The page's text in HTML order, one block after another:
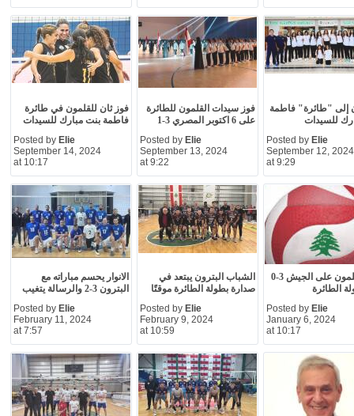
فوز ثان للقلمون في طائرة
فاطمة بنت مبارك للسيدات
Posted by Elie
September 14, 2024
at 10:17
فوز سيدات القلمون للطائرة
على 6 اكتوبر المصري 3-1
Posted by Elie
September 13, 2024
at 9:22
إلى "طائرة" فاطمة
للسيدات
Posted by Elie
September 12, 2024
at 9:29
الانوار يحسم مباراته مع
البترون 3-2 والرسالة يتغيب
Posted by Elie
February 11, 2024
at 7:57
الشباب البترون يبتعد في
صدارة بطولة الطائرة موقتًا
Posted by Elie
February 9, 2024
at 10:59
فوز القلمون على الجيش 3-0
الطائرة
Posted by Elie
January 6, 2024
at 10:17